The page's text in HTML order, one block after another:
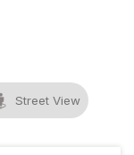
Street View